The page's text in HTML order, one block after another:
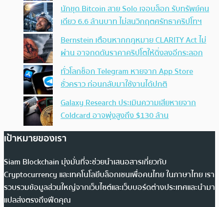
นักขุด Bitcoin สาย Solo เจอบล็อก รับทรัพย์คน
เดียว 6.6 ล้านบาท ไม่สนวิกฤตศรัทธาคริปโทฯ
Bernstein เตือนหากกฎหมาย CLARITY Act ไม่
ผ่าน อาจกดดันราคาคริปโตให้ดิ่งลงอีกระลอก
ทั่วโลกช็อก Telegram หายจาก App Store
ชั่วคราว ก่อนกลับมาใช้งานได้ปกติ
Galaxy Research ประเมินความเสียหายจาก
Coldcard อาจพุ่งสูงถึง $130 ล้าน
เป้าหมายของเรา
Siam Blockchain มุ่งมั่นที่จะช่วยนำเสนอสารเกี่ยวกับ
Cryptocurrency และเทคโนโลยีบล็อกเชนเพื่อคนไทย ในภาษาไทย เรา
รวบรวมข้อมูลส่วนใหญ่จากเว็บไซต์และเว็บบอร์ดต่างประเทศและนำมา
แปลส่งตรงถึงฟีดคุณ